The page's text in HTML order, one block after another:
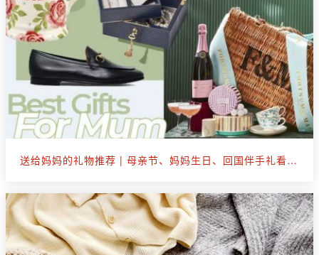
送给妈妈的礼物推荐 | 母亲节、妈妈生日、回国伴手礼看这篇就够了